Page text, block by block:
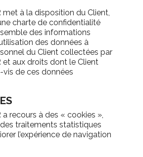
met à la disposition du Client,
charte de confidentialité
des informations
des données à
du Client collectées par
et aux droits dont le Client
de ces données
a recours à des « cookies »,
traitements statistiques
l’expérience de navigation